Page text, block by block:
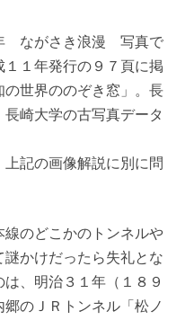
ながさき浪漫 写真で
１年発行の９７頁に掲
世界ののぞき窓」。長
崎大学の古写真データ
記の画像解説に別に問
のどこかのトンネルや
かけだったら失礼とな
、明治３１年（１８９
のＪＲトンネル「松ノ